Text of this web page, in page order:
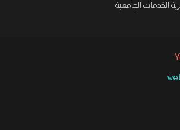
الخدمات الجامعية